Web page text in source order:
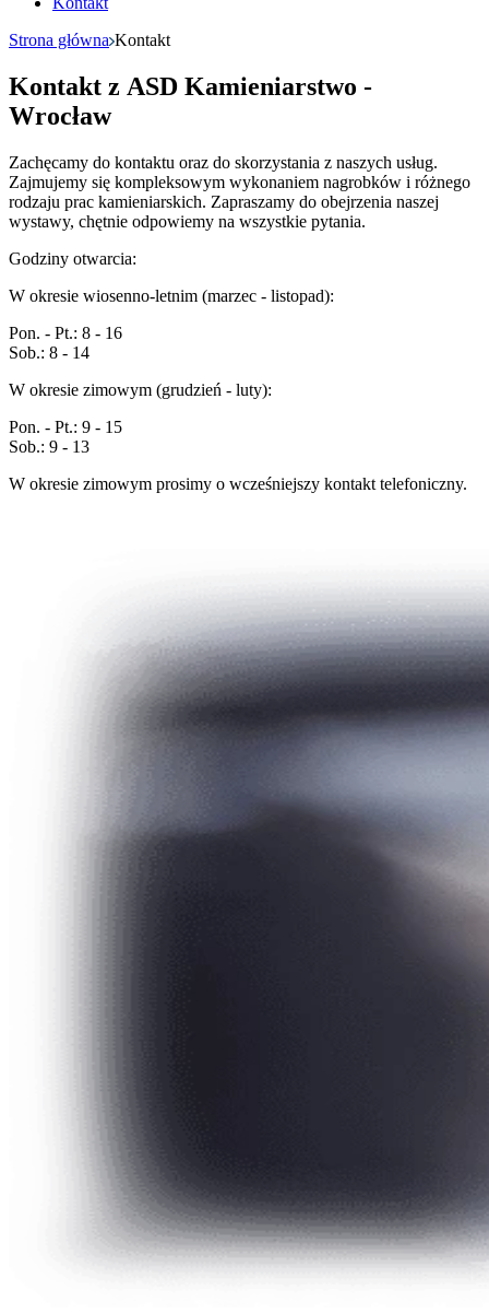
Strona główna Kontakt
Kontakt z ASD Kamieniarstwo -
Wrocław
Zachęcamy do kontaktu oraz do skorzystania z naszych usług.
Zajmujemy się kompleksowym wykonaniem nagrobków i różnego
rodzaju prac kamieniarskich. Zapraszamy do obejrzenia naszej
wystawy, chętnie odpowiemy na wszystkie pytania.
Godziny otwarcia:
W okresie wiosenno-letnim (marzec - listopad):
Pon. - Pt.: 8 - 16
Sob.: 8 - 14
W okresie zimowym (grudzień - luty):
Pon. - Pt.: 9 - 15
Sob.: 9 - 13
W okresie zimowym prosimy o wcześniejszy kontakt telefoniczny.